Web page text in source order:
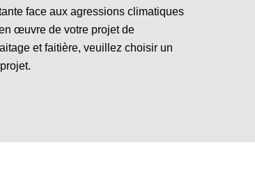
face aux agressions climatiques
œuvre de votre projet de
et faitière, veuillez choisir un